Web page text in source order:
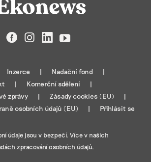
FacebookInstagramLinkedIn
YouTube
Inzerce
Nadační fond
Komerční sdělení
zprávy
Zásady cookies (EU)
osobních údajů (EU)
Přihlásit se
údaje jsou v bezpečí. Více v našich
zpracování osobních údajů.